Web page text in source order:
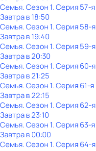
Семья. Сезон 1. Серия 57-я
Завтра в 18:50
Семья. Сезон 1. Серия 58-я
Завтра в 19:40
Семья. Сезон 1. Серия 59-я
Завтра в 20:30
Семья. Сезон 1. Серия 60-я
Завтра в 21:25
Семья. Сезон 1. Серия 61-я
Завтра в 22:15
Семья. Сезон 1. Серия 62-я
Завтра в 23:10
Семья. Сезон 1. Серия 63-я
Завтра в 00:00
Семья. Сезон 1. Серия 64-я